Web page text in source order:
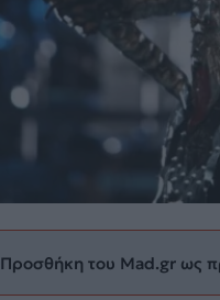
Προσθήκη του Mad.gr ως